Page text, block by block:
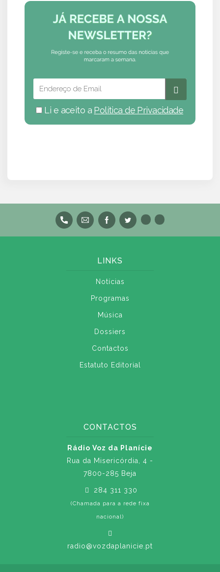
Li e aceito a Política de Privacidade
LINKS
Notícias
Programas
Música
Dossiers
Contactos
Estatuto Editorial
CONTACTOS
Rádio Voz da Planície
Rua da Misericórdia, 4 -
7800-285 Beja
284 311 330
(Chamada para a rede fixa
nacional)
radio@vozdaplanicie.pt